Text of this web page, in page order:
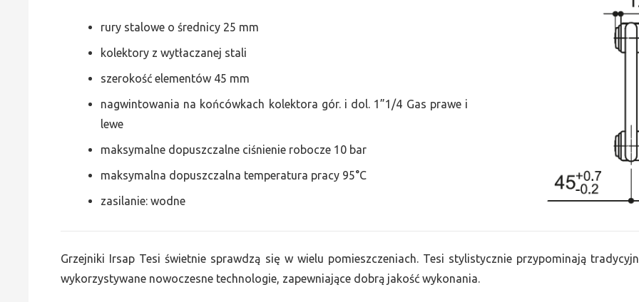
rury stalowe o średnicy 25 mm
kolektory z wytłaczanej stali
szerokość elementów 45 mm
nagwintowania na końcówkach kolektora gór. i dol. 1”1/4 Gas prawe i
lewe
maksymalne dopuszczalne ciśnienie robocze 10 bar
maksymalna dopuszczalna temperatura pracy 95°C
zasilanie: wodne
Grzejniki Irsap Tesi świetnie sprawdzą się w wielu pomieszczeniach. Tesi stylistycznie przypominają
wykorzystywane nowoczesne technologie, zapewniające dobrą jakość wykonania.